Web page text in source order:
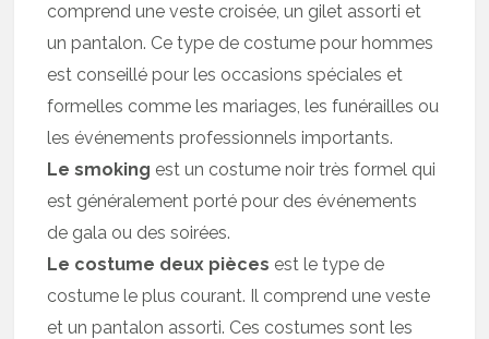
comprend une veste croisée, un gilet assorti et
un pantalon. Ce type de costume pour hommes
est conseillé pour les occasions spéciales et
formelles comme les mariages, les funérailles ou
les événements professionnels importants.
Le smoking est un costume noir très formel qui
est généralement porté pour des événements
de gala ou des soirées.
Le costume deux pièces est le type de
costume le plus courant. Il comprend une veste
et un pantalon assorti. Ces costumes sont les